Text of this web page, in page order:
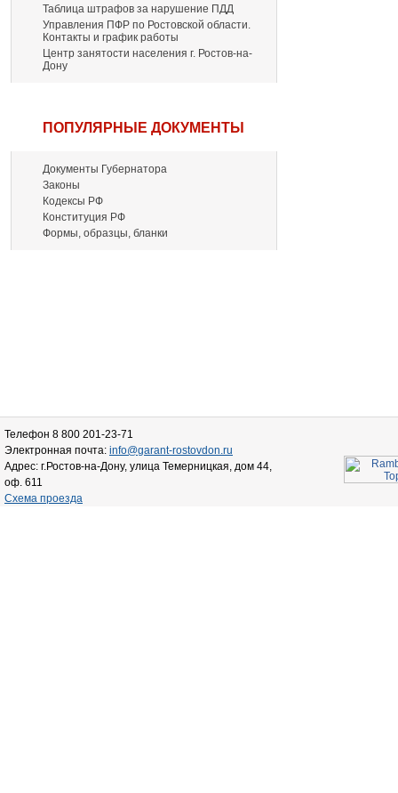
Таблица штрафов за нарушение ПДД
Управления ПФР по Ростовской области.
Контакты и график работы
Центр занятости населения г. Ростов-на-
Дону
ПОПУЛЯРНЫЕ ДОКУМЕНТЫ
Документы Губернатора
Законы
Кодексы РФ
Конституция РФ
Формы, образцы, бланки
Телефон 8 800 201-23-71
Электронная почта: info@garant-rostovdon.ru
Адрес: г.Ростов-на-Дону, улица Темерницкая, дом 44,
оф. 611
Схема проезда